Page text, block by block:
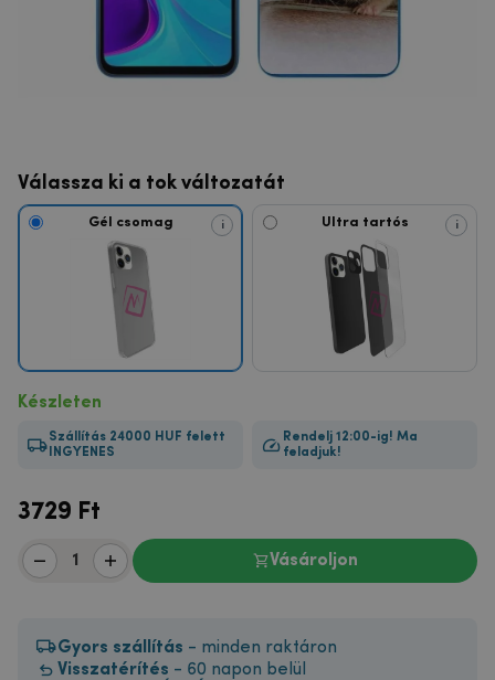
Válassza ki a tok változatát
Gél csomag i Ultra tartós i
Készleten
Szállítás 24000 HUF felett
INGYENES
Rendelj 12:00-ig! Ma
feladjuk!
3729 Ft
Vásároljon
Gyors szállítás - minden raktáron
Visszatérítés - 60 napon belül